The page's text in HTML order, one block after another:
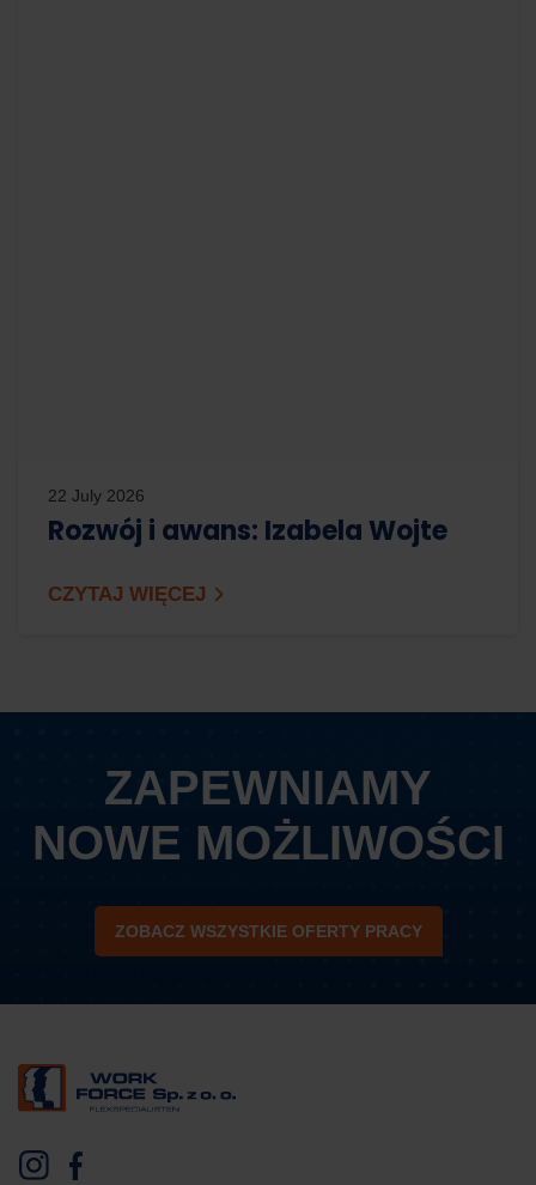
22 July 2026
Rozwój i awans: Izabela Wojte
CZYTAJ WIĘCEJ
ZAPEWNIAMY
NOWE MOŻLIWOŚCI
ZOBACZ WSZYSTKIE OFERTY PRACY